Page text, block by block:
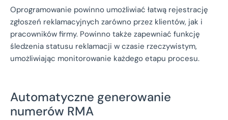
Oprogramowanie powinno umożliwiać łatwą rejestrację
zgłoszeń reklamacyjnych zarówno przez klientów, jak i
pracowników firmy. Powinno także zapewniać funkcję
śledzenia statusu reklamacji w czasie rzeczywistym,
umożliwiając monitorowanie każdego etapu procesu.
Automatyczne generowanie
numerów RMA